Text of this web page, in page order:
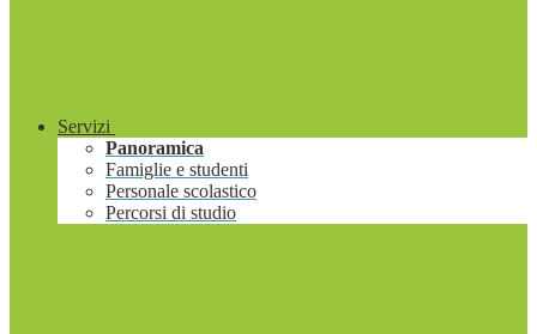
Servizi
Panoramica
Famiglie e studenti
Personale scolastico
Percorsi di studio